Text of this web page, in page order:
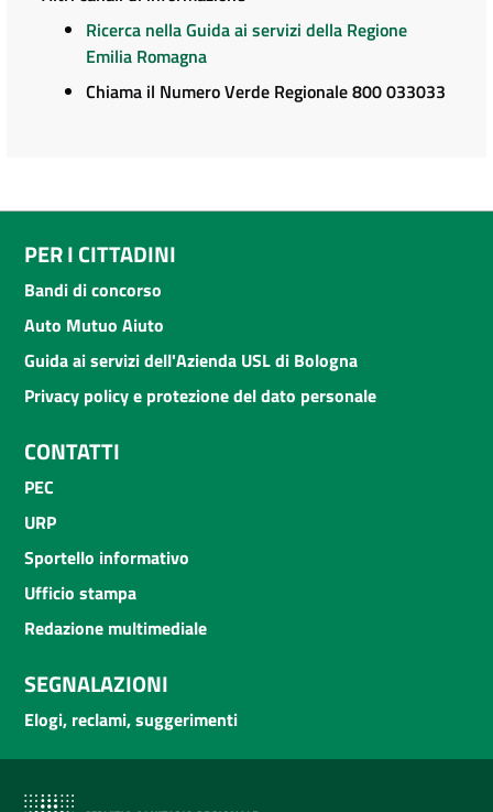
Ricerca nella Guida ai servizi della Regione
Emilia Romagna
Chiama il Numero Verde Regionale 800 033033
PER I CITTADINI
Bandi di concorso
Auto Mutuo Aiuto
Guida ai servizi dell'Azienda USL di Bologna
Privacy policy e protezione del dato personale
CONTATTI
PEC
URP
Sportello informativo
Ufficio stampa
Redazione multimediale
SEGNALAZIONI
Elogi, reclami, suggerimenti